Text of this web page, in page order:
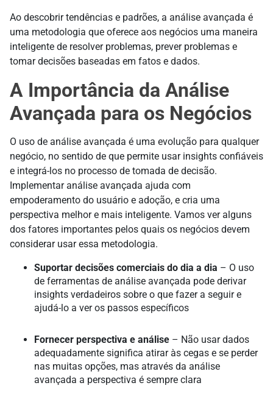
Ao descobrir tendências e padrões, a análise avançada é
uma metodologia que oferece aos negócios uma maneira
inteligente de resolver problemas, prever problemas e
tomar decisões baseadas em fatos e dados.
A Importância da Análise
Avançada para os Negócios
O uso de análise avançada é uma evolução para qualquer
negócio, no sentido de que permite usar insights confiáveis
e integrá-los no processo de tomada de decisão.
Implementar análise avançada ajuda com
empoderamento do usuário e adoção, e cria uma
perspectiva melhor e mais inteligente. Vamos ver alguns
dos fatores importantes pelos quais os negócios devem
considerar usar essa metodologia.
Suportar decisões comerciais do dia a dia – O uso
de ferramentas de análise avançada pode derivar
insights verdadeiros sobre o que fazer a seguir e
ajudá-lo a ver os passos específicos
Fornecer perspectiva e análise – Não usar dados
adequadamente significa atirar às cegas e se perder
nas muitas opções, mas através da análise
avançada a perspectiva é sempre clara